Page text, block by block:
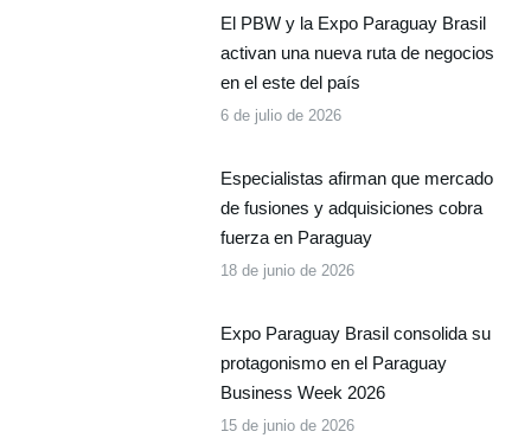
El PBW y la Expo Paraguay Brasil
activan una nueva ruta de negocios
en el este del país
6 de julio de 2026
Especialistas afirman que mercado
de fusiones y adquisiciones cobra
fuerza en Paraguay
18 de junio de 2026
Expo Paraguay Brasil consolida su
protagonismo en el Paraguay
Business Week 2026
15 de junio de 2026